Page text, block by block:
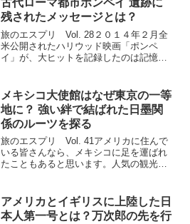
古代ローマ都市ポンペイ 遺跡に
残されたメッセージとは？
旅のエスプリ Vol. 28２０１４年２月全
米公開されたハリウッド映画「ポンペ
イ」が、大ヒットを記録したのは記憶に
化されています。なぜ「最後の日」なの
か？ それは、西暦...
メキシコ大使館はなぜ東京の一等
地に？ 強い絆で結ばれた日墨関
係のルーツを探る
旅のエスプリ Vol. 41アメリカに住んで
いる皆さんなら、メキシコに足を運ばれ
たこともあると思います。人気の観光地
ティファナも身近です。最近は観光だけ
でなく、アメリカ...
アメリカとイギリスに上陸した日
本人第一号とは？万次郎の先を行